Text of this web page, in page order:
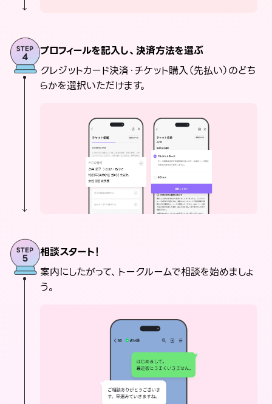
プロフィールを記入し、決済方法を選ぶ
クレジットカード決済・チケット購入（先払い）のどち
らかを選択いただけます。
相談スタート！
案内にしたがって、トークルームで相談を始めましょ
う。